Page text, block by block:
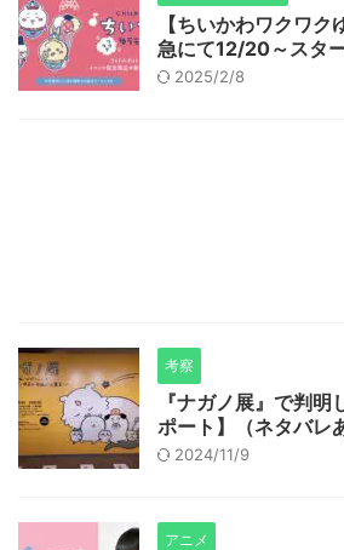
【ちいかわワクワ
急にて12/20～スタ
2025/2/8
考察
『ナガノ展』で判
ポート】（ネタバレ
2024/11/9
アニメ